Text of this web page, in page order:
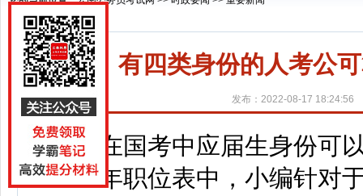
有四类身份的人考公
发布：2022-08-17 18:24:56
在国考中应届生身份可以
2022年职位表中，小编针对